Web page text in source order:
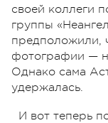
своей коллеги
группы
предположили,
фотографии —
Однако сама
удержалась.
И вот теперь